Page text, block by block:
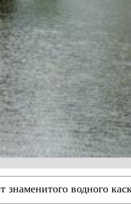
знаменитого водного